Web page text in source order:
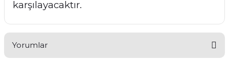
karşılayacaktır.
Yorumlar